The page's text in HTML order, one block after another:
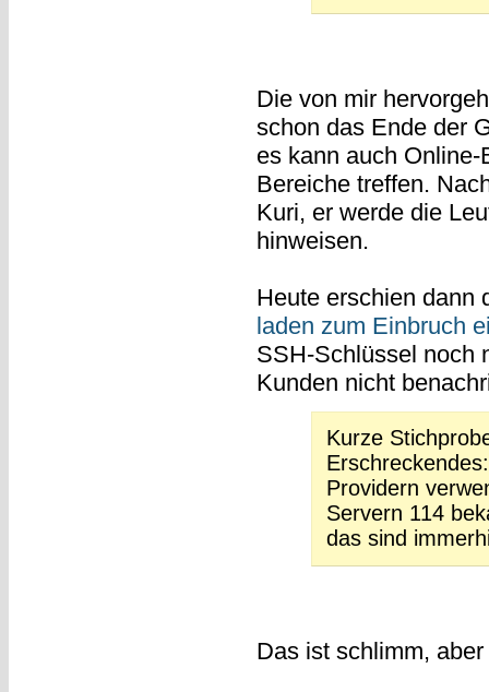
Die von mir
schon das Ende der
es kann auch
Bereiche treffen.
Kuri, er werde die
hinweisen.
Heute erschien dann
laden zum Einbruch
SSH-Schlüssel noch
Kunden nicht
Kurze
Providern
Servern 114
das sind
Das ist schlimm,